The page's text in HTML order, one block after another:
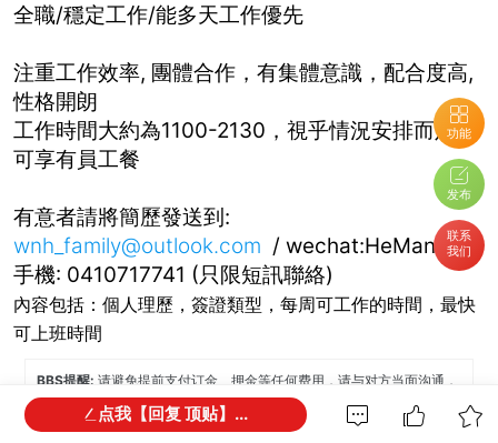
功能
发布
联系
我们
全職/穩定工作/能多天工作優先
注重工作效率, 團體合作，有集體意識，配合度高,
性格開朗
工作時間大約為1100-2130，視乎情況安排而定，
可享有員工餐
有意者請將簡歷發送到:
wnh_family@outlook.com / wechat:HeMankhi /
手機: 0410717741 (只限短訊聯絡)
內容包括：個人理歷 ，簽證類型，每周可工作的時間，最快
可上班時間
BBS提醒:请避免提前支付订金、押金等任何费用，请与对方当面沟通，
确认资质并看清条款。谨防上当受骗。
点我【回复 顶贴】...